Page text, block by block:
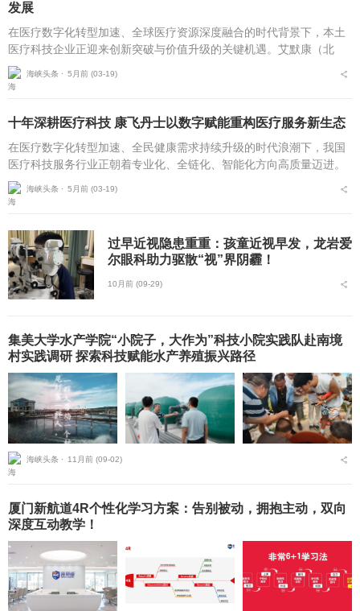
发展
在医疗数字化转型加速、全球医疗资源深度融合的时代背景下，本土
医疗科技企业正迎来创新突破与价值升级的关键机遇。艾默康（北
京）医疗科技有限公司自2020年10月成立以来，坚守技术赋能医疗，
服务守护健康的初...
海峡头条 ⋅ 5月前 (03-19)
十年深耕医疗科技 康飞丹士以数字赋能重构医疗服务新生态
在医疗数字化转型加速、全民健康需求持续升级的时代浪潮下，我国
医疗科技服务行业正朝着专业化、全链化、智能化方向高质量迈进。
自2016年5月成立以来，北京康飞丹士科技发展有限公司深耕医疗科
技服务近十载，以...
海峡头条 ⋅ 5月前 (03-19)
过早近视隐患重重：孩童近视早发，龙岩爱
尔眼科助力驱散“视”界阴霾！
10月前 (09-29)
集美大学水产学院“小院子，大作为”科技小院实践队赴南境
村实践调研 探索科技赋能水产养殖振兴路径
海峡头条 ⋅ 11月前 (09-02)
厦门新航道4R个性化学习方案：告别被动，拥抱主动，双向
深度互动教学！